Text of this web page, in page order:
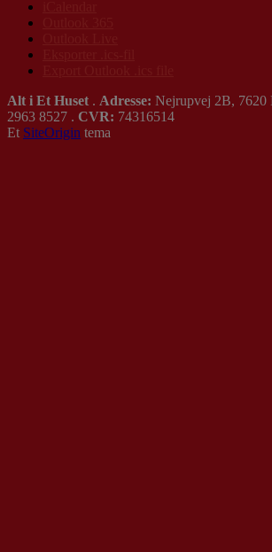
Alt i Et Huset . Adresse: Nejrupvej 2B, 7620
2963 8527 . CVR: 74316514
Et SiteOrigin tema